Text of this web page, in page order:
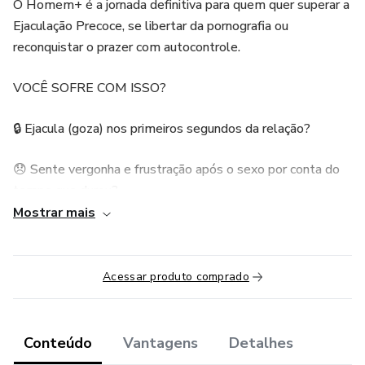
O Homem+ é a jornada definitiva para quem quer superar a
Ejaculação Precoce, se libertar da pornografia ou
reconquistar o prazer com autocontrole.
VOCÊ SOFRE COM ISSO?
🔒 Ejacula (goza) nos primeiros segundos da relação?
😞 Sente vergonha e frustração após o sexo por conta do
rápido demais?
🔁 Tem dificuldade em parar de se masturbar com
Mostrar mais
Acessar produto comprado
Conteúdo Vantagens Detalhes